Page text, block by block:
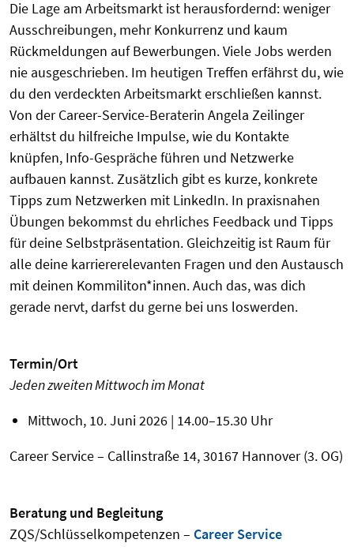
Die Lage am Arbeitsmarkt ist herausfordernd: weniger
Ausschreibungen, mehr Konkurrenz und kaum
Rückmeldungen auf Bewerbungen. Viele Jobs werden
nie ausgeschrieben. Im heutigen Treffen erfährst du, wie
du den verdeckten Arbeitsmarkt erschließen kannst.
Von der Career-Service-Beraterin Angela Zeilinger
erhältst du hilfreiche Impulse, wie du Kontakte
knüpfen, Info-Gespräche führen und Netzwerke
aufbauen kannst. Zusätzlich gibt es kurze, konkrete
Tipps zum Netzwerken mit LinkedIn. In praxisnahen
Übungen bekommst du ehrliches Feedback und Tipps
für deine Selbstpräsentation. Gleichzeitig ist Raum für
alle deine karriererelevanten Fragen und den Austausch
mit deinen Kommiliton*innen. Auch das, was dich
gerade nervt, darfst du gerne bei uns loswerden.
Termin/Ort
Jeden zweiten Mittwoch im Monat
Mittwoch, 10. Juni 2026 | 14.00–15.30 Uhr
Career Service – Callinstraße 14, 30167 Hannover (3. OG)
Beratung und Begleitung
ZQS/Schlüsselkompetenzen – Career Service